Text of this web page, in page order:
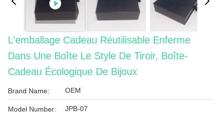
L'emballage Cadeau Réutilisable Enferme
Dans Une Boîte Le Style De Tiroir, Boîte-
Cadeau Écologique De Bijoux
Brand Name: OEM
Model Number: JPB-07